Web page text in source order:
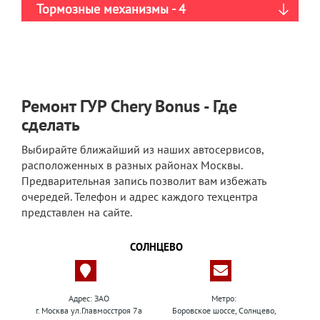
Тормозные механизмы - 4
Ремонт ГУР Chery Bonus - Где
сделать
Выбирайте ближайший из наших автосервисов,
расположенных в разных районах Москвы.
Предварительная запись позволит вам избежать
очередей. Телефон и адрес каждого техцентра
представлен на сайте.
СОЛНЦЕВО
Адрес: ЗАО
г. Москва ул.Главмосстроя 7а
Метро:
Боровское шоссе, Солнцево,